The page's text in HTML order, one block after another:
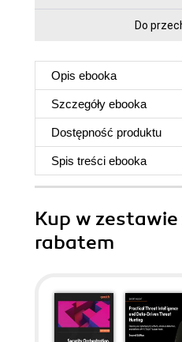
Do
Opis ebooka
Szczegóły ebooka
Dostępność produktu
Spis treści ebooka
Kup w
rabatem